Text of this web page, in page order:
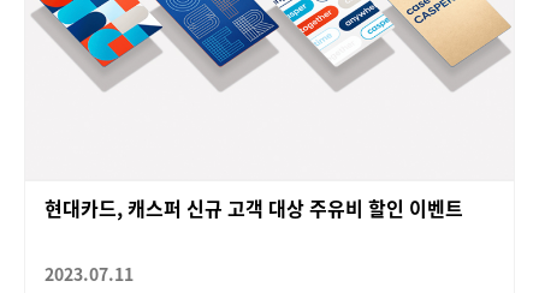
현대카드, 캐스퍼 신규 고객 대상 주유비 할인 이벤트
2023.07.11